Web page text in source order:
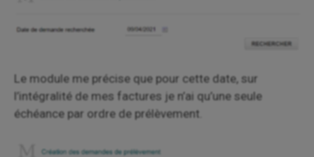
Le module me précise que pour cette date, sur
l’intégralité de mes factures je n’ai qu’une seule
échéance par ordre de prélèvement.